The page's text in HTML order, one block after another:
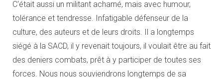
C'était aussi un militant acharné, mais avec humour,
tolérance et tendresse. Infatigable défenseur de la
culture, des auteurs et de leurs droits. Il a longtemps
siégé à la SACD, il y revenait toujours, il voulait être au fait
des deniers combats, prêt à y participer de toutes ses
forces. Nous nous souviendrons longtemps de sa